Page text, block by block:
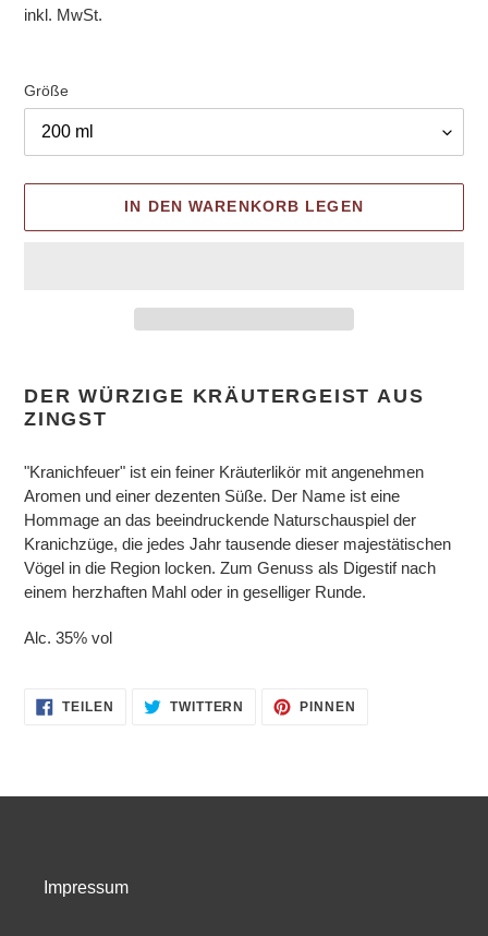
inkl. MwSt.
Größe
IN DEN WARENKORB LEGEN
wird
zum
DER WÜRZIGE KRÄUTERGEIST AUS
ZINGST
"Kranichfeuer" ist ein feiner Kräuterlikör mit angenehmen
Aromen und einer dezenten Süße. Der Name ist eine
Hommage an das beeindruckende Naturschauspiel der
Kranichzüge, die jedes Jahr tausende dieser majestätischen
Vögel in die Region locken. Zum Genuss als Digestif nach
einem herzhaften Mahl oder in geselliger Runde.
Alc. 35% vol
TEILEN
FACEBOOK
TWITTERN AUF
TWITTER
PINNEN
Impressum